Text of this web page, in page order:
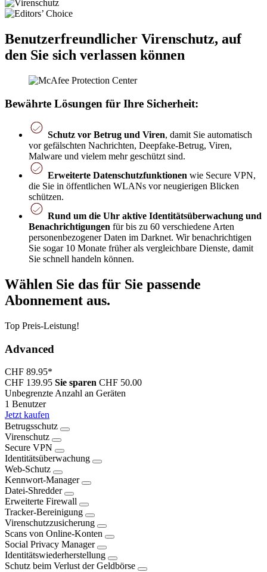
Benutzerfreundlicher Virenschutz, auf
den Sie sich verlassen können
Bewährte Lösungen für Ihre Sicherheit:
Schutz vor Betrug und Viren, damit Sie automatisch
vor gefälschten Nachrichten, Deepfake-Betrug, Viren,
Malware und vielem mehr geschützt sind.
Erweiterte Datenschutzfunktionen wie Secure VPN,
die Sie in öffentlichen WLANs vor neugierigen Blicken
schützen.
Rund um die Uhr aktive Identitätsüberwachung und
Benachrichtigungen für bis zu 60 verschiedene Arten
personenbezogener Daten im Darknet. Wir benachrichtigen
Sie sogar 10 Monate früher als vergleichbare Dienste, damit
Sie schnell handeln können.
Wählen Sie das für Sie passende
Abonnement aus.
Top Preis-Leistung!
Advanced
CHF 89.95*
CHF 139.95 Sie sparen CHF 50.00
Unbegrenzte Anzahl an Geräten
1 Benutzer
Jetzt kaufen
Betrugsschutz
Virenschutz
Secure VPN
Identitätsüberwachung
Web-Schutz
Kennwort-Manager
Datei-Shredder
Erweiterte Firewall
Tracker-Bereinigung
Virenschutzzusicherung
Scans von Online-Konten
Social Privacy Manager
Identitätswiederherstellung
Schutz beim Verlust der Geldbörse